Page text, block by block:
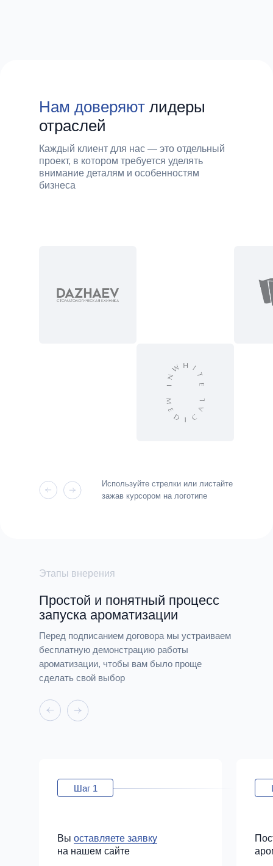
Нам доверяют лидеры
отраслей
Каждый клиент для нас — это отдельный
проект, в котором требуется уделять
внимание деталям и особенностям
бизнеса
Используйте стрелки или листайте
зажав курсором на логотипе
Простой и понятный процесс
запуска ароматизации
Перед подписанием договора мы устраиваем
бесплатную демонстрацию работы
ароматизации, чтобы вам было проще
сделать свой выбор
Этапы внерения
Вы оставляете заявку
на нашем сайте
Шаг 1